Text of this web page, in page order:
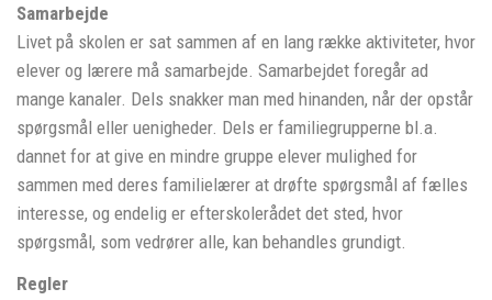
Samarbejde
Livet på skolen er sat sammen af en lang række aktiviteter, hvor
elever og lærere må samarbejde. Samarbejdet foregår ad
mange kanaler. Dels snakker man med hinanden, når der opstår
spørgsmål eller uenigheder. Dels er familiegrupperne bl.a.
dannet for at give en mindre gruppe elever mulighed for
sammen med deres familielærer at drøfte spørgsmål af fælles
interesse, og endelig er efterskolerådet det sted, hvor
spørgsmål, som vedrører alle, kan behandles grundigt.
Regler